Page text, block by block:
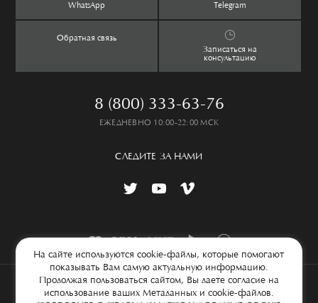
На сайте используются cookie-файлы, которые помогают
показывать Вам самую актуальную информацию.
Продолжая пользоваться сайтом, Вы даете согласие на
использование ваших Метаданных и cookie-файлов.
Дом
Таблица размеров
Частые вопросы
WhatsApp Telegram
Обратная связь
Записаться на
консультацию
8 (800) 333-63-76
ЕЖЕДНЕВНО 10:00-22:00 МСК
СЛЕДИТЕ ЗА НАМИ
© 2026 ООО «Флоренция дизайн», ИНН 7707712728, КПП 771001001,
ОГРН 1097746626207